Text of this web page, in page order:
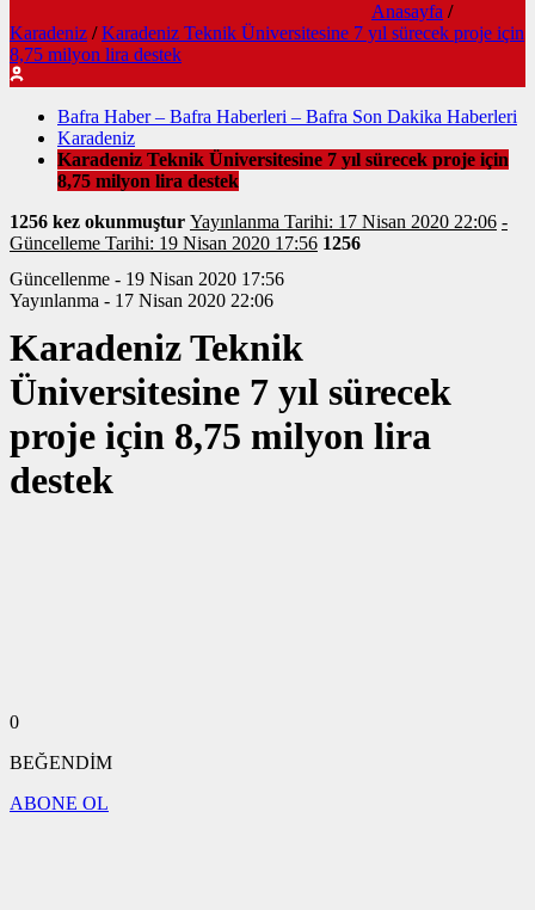
Anasayfa /
Karadeniz / Karadeniz Teknik Üniversitesine 7 yıl sürecek proje için
8,75 milyon lira destek
Bafra Haber – Bafra Haberleri – Bafra Son Dakika Haberleri
Karadeniz
Karadeniz Teknik Üniversitesine 7 yıl sürecek proje için
8,75 milyon lira destek
1256 kez okunmuştur Yayınlanma Tarihi: 17 Nisan 2020 22:06 -
Güncelleme Tarihi: 19 Nisan 2020 17:56 1256
Güncellenme - 19 Nisan 2020 17:56
Yayınlanma - 17 Nisan 2020 22:06
Karadeniz Teknik
Üniversitesine 7 yıl sürecek
proje için 8,75 milyon lira
destek
0
BEĞENDİM
ABONE OL